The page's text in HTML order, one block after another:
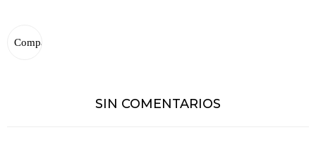
SIN COMENTARIOS